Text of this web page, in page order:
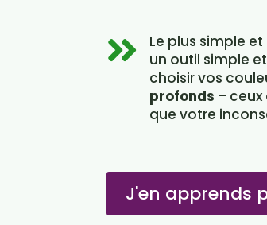
 Le plus simple
un outil simple
choisir vos
profonds –
que votre
J'en apprends